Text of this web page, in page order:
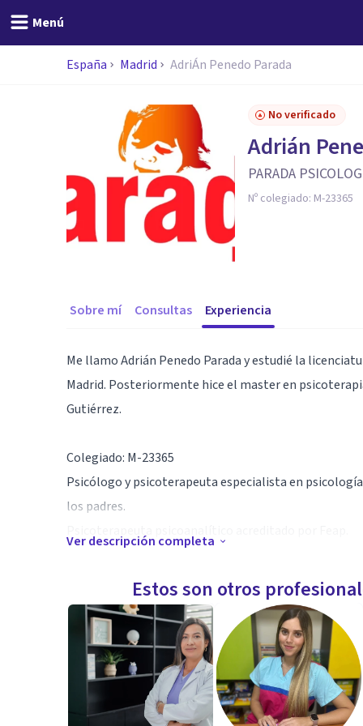
Menú
España Madrid AdriÁn Penedo Parada
No verificado
Adrián
PARADA
Nº colegiado: M-23365
Sobre mí Consultas Experiencia
Me llamo Adrián Penedo Parada y estudié la
Madrid. Posteriormente hice el master en
Gutiérrez.
Colegiado: M-23365
Psicólogo y psicoterapeuta especialista en
los padres.
En las sesiones de psicoterapia y en la asesoría
interés por escuchar-te.
Consigue ya el informe psicológico, psicopedagógico
La psicoterapia y la asesoría para padres son los
ofrecen de manera presencial también se ofrecen
Ver descripción completa
Estos son otros